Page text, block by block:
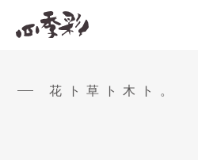
花ト草ト木ト。